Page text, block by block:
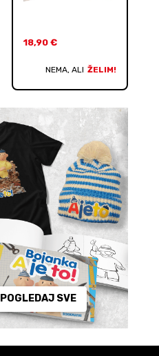
18,90 €
NEMA, ALI ŽELIM!
POGLEDAJ SVE